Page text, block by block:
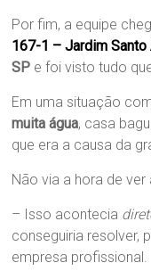
Por fim, a equipe
167-1 – Jardim Santo
SP e foi visto tudo
Em uma situação
muita água, casa
que era a causa da
Não via a hora de ver
– Isso acontecia
conseguiria resolver,
empresa profissional.